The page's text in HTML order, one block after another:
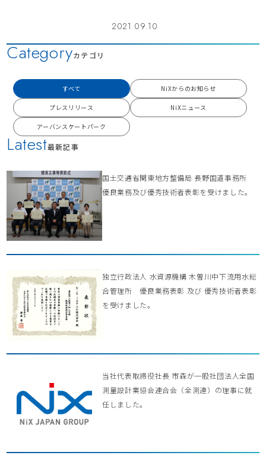
2021.09.10
Latest最新記事
国土交通省関東地方整備局 長野国道事務所
優良業務及び優秀技術者表彰を受けました。
独立行政法人 水資源機構 木曽川中下流用水総
合管理所 優良業務表彰 及び 優秀技術者表彰
を受けました。
当社代表取締役社長 市森が一般社団法人全国
測量設計業協会連合会（全測連）の理事に就
任しました。
Categoryカテゴリ
すべて NiXからのお知らせ
プレスリリース NiXニュース
アーバンスケートパーク